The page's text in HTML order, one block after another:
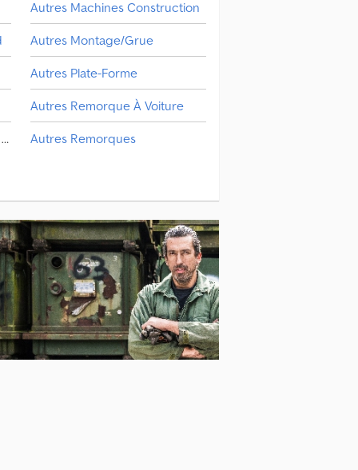
Autres Grue De Construction - Rotation En Bas
Autres Machine De Travail Du Sol
Autres Machines Construction
Autres Montage/Grue
Autres Plate-Forme
Autres Remorque À Voiture
Autres Remorques
Autres Véh. De Voirie